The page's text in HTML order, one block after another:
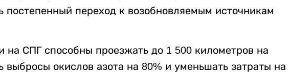
постепенный переход к возобновляемым источникам
на СПГ способны проезжать до 1 500 километров на
выбросы окислов азота на 80% и уменьшать затраты на